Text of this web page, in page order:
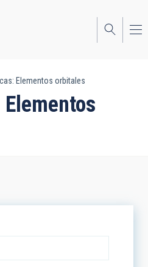
Elementos orbitales